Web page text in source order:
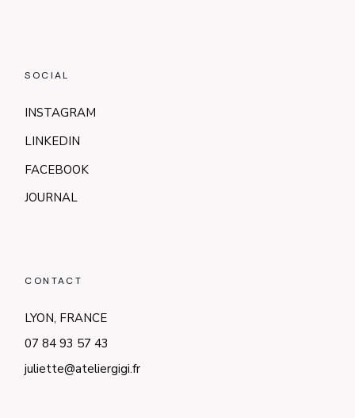
SOCIAL
INSTAGRAM
LINKEDIN
FACEBOOK
JOURNAL
CONTACT
LYON, FRANCE
07 84 93 57 43
juliette@ateliergigi.fr